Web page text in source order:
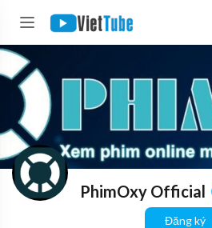
PhimOxy Official
Đăng ký